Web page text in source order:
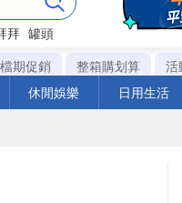
拜 罐頭
檔期促銷 整箱購划算 活
休閒娛樂 日用生活